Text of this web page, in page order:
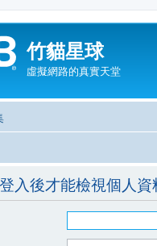
竹貓星球
虛擬網路的真實天堂
入後才能檢視個人資